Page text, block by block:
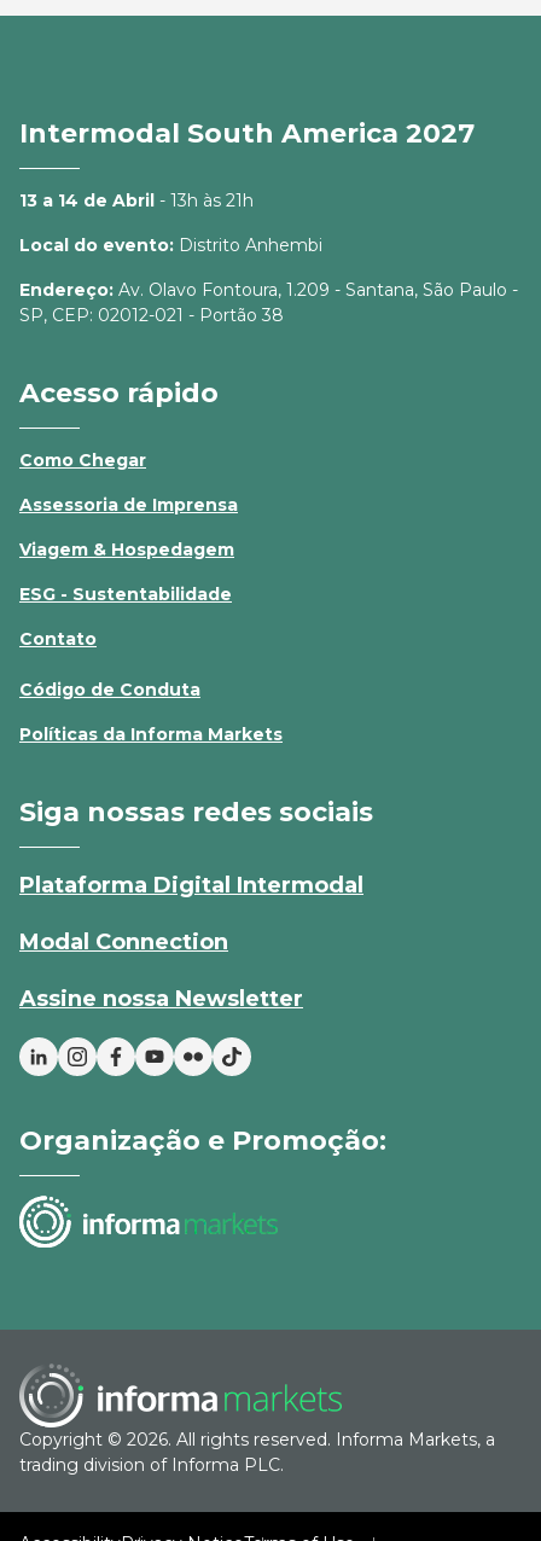
Intermodal South America 2027
13 a 14 de Abril - 13h às 21h
Local do evento: Distrito Anhembi
Endereço: Av. Olavo Fontoura, 1.209 - Santana, São Paulo -
SP, CEP: 02012-021 - Portão 38
Acesso rápido
Como Chegar
Assessoria de Imprensa
Viagem & Hospedagem
ESG - Sustentabilidade
Contato
Código de Conduta
Políticas da Informa Markets
Siga nossas redes sociais
Plataforma Digital Intermodal
Modal Connection
Assine nossa Newsletter
Organização e Promoção:
Copyright © 2026. All rights reserved. Informa Markets, a
trading division of Informa PLC.